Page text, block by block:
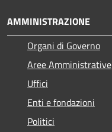
AMMINISTRAZIONE
Organi di Governo
Aree Amministrative
Uffici
Enti e fondazioni
Politici